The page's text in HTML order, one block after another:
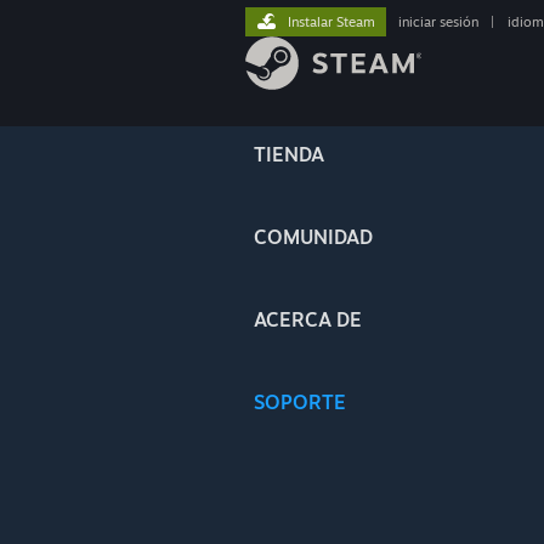
TIENDA
COMUNIDAD
ACERCA DE
SOPORTE
Instalar Steam iniciar sesión